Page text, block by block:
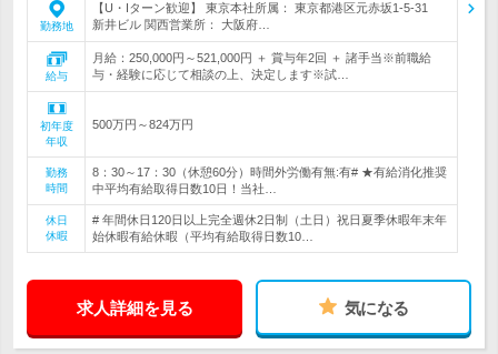
勤務地
【U・Iターン歓迎】 東京本社所属： 東京都港区元赤坂1-5-31
新井ビル 関西営業所： 大阪府…
給与
月給：250,000円～521,000円 ＋ 賞与年2回 ＋ 諸手当※前職給
与・経験に応じて相談の上、決定します※試…
初年度
年収
500万円～824万円
勤務
時間
8：30～17：30（休憩60分）時間外労働有無:有# ★有給消化推奨
中平均有給取得日数10日！当社…
休日
休暇
# 年間休日120日以上完全週休2日制（土日）祝日夏季休暇年末年
始休暇有給休暇（平均有給取得日数10…
求人詳細を見る 気になる